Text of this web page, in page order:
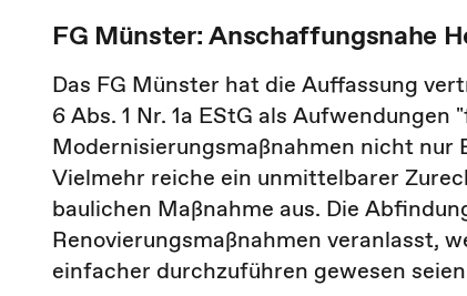
FG Münster: Anschaffungsnahe
Das FG Münster hat die Auffassung
6 Abs. 1 Nr. 1a EStG als
Modernisierungsmaßnahmen nicht nur
Vielmehr reiche ein unmittelbarer
baulichen Maßnahme aus. Die
Renovierungsmaßnahmen veranlasst,
einfacher durchzuführen gewesen